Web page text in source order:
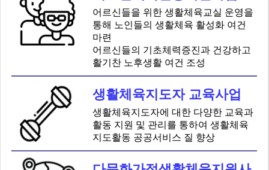
어르신들을 위한 생활체육교실 운영을
통해 노인들의 생활체육 활성화 여건
마련
어르신들의 기초체력증진과 건강하고
활기찬 노후생활 여건 조성
생활체육지도자 교육사업
생활체육지도자에 대한 다양한 교육과
활동 지원 및 관리를 통하여 생활체육
지도활동 공공서비스 질 향상